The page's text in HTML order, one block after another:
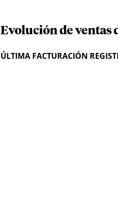
Evolución de ventas
ÚLTIMA FACTURACIÓN